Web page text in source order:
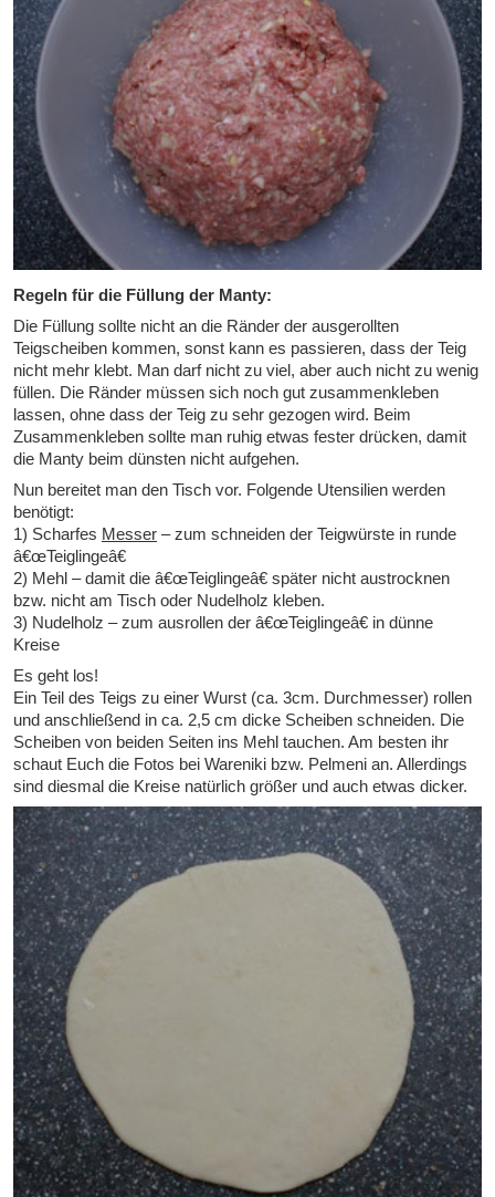
Regeln für die Füllung der Manty:
Die Füllung sollte nicht an die Ränder der ausgerollten
Teigscheiben kommen, sonst kann es passieren, dass der Teig
nicht mehr klebt. Man darf nicht zu viel, aber auch nicht zu wenig
füllen. Die Ränder müssen sich noch gut zusammenkleben
lassen, ohne dass der Teig zu sehr gezogen wird. Beim
Zusammenkleben sollte man ruhig etwas fester drücken, damit
die Manty beim dünsten nicht aufgehen.
Nun bereitet man den Tisch vor. Folgende Utensilien werden
benötigt:
1) Scharfes Messer – zum schneiden der Teigwürste in runde
â€œTeiglingeâ€
2) Mehl – damit die â€œTeiglingeâ€ später nicht austrocknen
bzw. nicht am Tisch oder Nudelholz kleben.
3) Nudelholz – zum ausrollen der â€œTeiglingeâ€ in dünne
Kreise
Es geht los!
Ein Teil des Teigs zu einer Wurst (ca. 3cm. Durchmesser) rollen
und anschließend in ca. 2,5 cm dicke Scheiben schneiden. Die
Scheiben von beiden Seiten ins Mehl tauchen. Am besten ihr
schaut Euch die Fotos bei Wareniki bzw. Pelmeni an. Allerdings
sind diesmal die Kreise natürlich größer und auch etwas dicker.